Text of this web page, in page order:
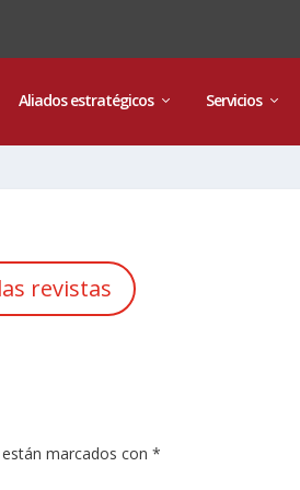
Aliados estratégicos Servicios
revistas
marcados con *